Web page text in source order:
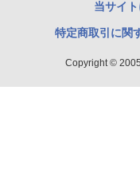
当サイ
特定商取引に関
Copyright ©